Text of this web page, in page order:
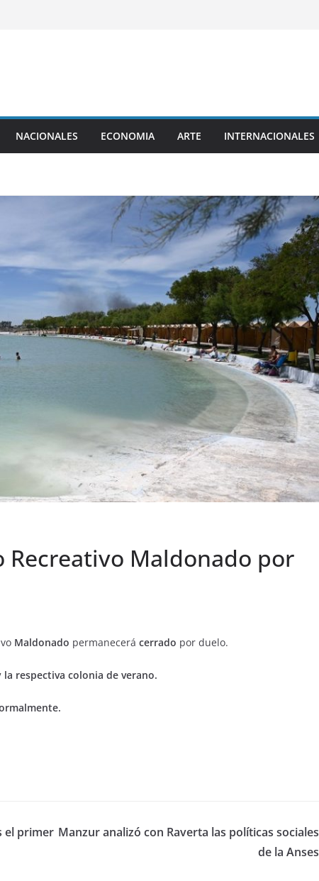
NACIONALES ECONOMIA ARTE INTERNACIONALES
Recreativo Maldonado por
Maldonado permanecerá cerrado por duelo.
respectiva colonia de verano.
el primer Manzur analizó con Raverta las políticas sociales
de la Anses